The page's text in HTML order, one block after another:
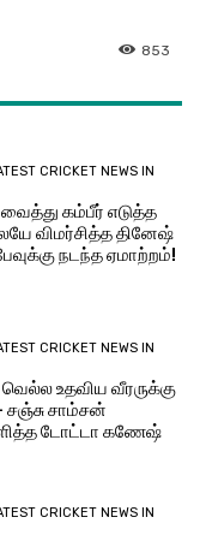
853
CRICKET NEWS IN
கம்பீர் எடுத்த
விமர்சித்த தினேஷ்
நடந்த ஏமாற்றம்!
CRICKET NEWS IN
உதவிய வீரருக்கு
சஞ்சு சாம்சன்
டோட்டா கணேஷ்
CRICKET NEWS IN